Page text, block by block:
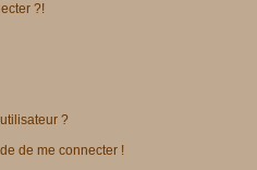
?!
?
de me connecter !